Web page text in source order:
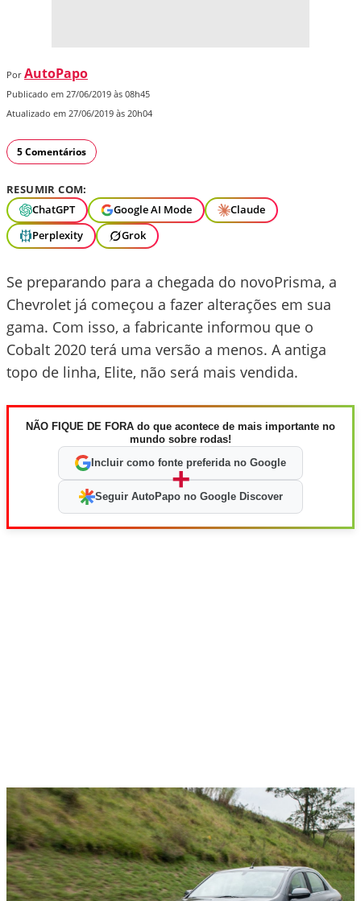
Por AutoPapo
Publicado em 27/06/2019 às 08h45
Atualizado em 27/06/2019 às 20h04
5 Comentários
RESUMIR COM:
ChatGPT
Google AI Mode
Claude
Perplexity
Grok
Se preparando para a chegada do novoPrisma, a
Chevrolet já começou a fazer alterações em sua
gama. Com isso, a fabricante informou que o
Cobalt 2020 terá uma versão a menos. A antiga
topo de linha, Elite, não será mais vendida.
NÃO FIQUE DE FORA do que acontece de mais importante no
mundo sobre rodas!
Incluir como fonte preferida no Google
+
Seguir AutoPapo no Google Discover